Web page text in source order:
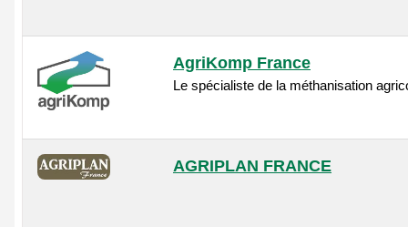
AgriKomp France
Le spécialiste de la méthanisation
AGRIPLAN FRANCE